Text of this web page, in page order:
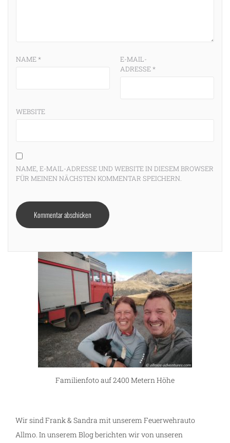
NAME*
E-MAIL-
ADRESSE*
WEBSITE
NAME, E-MAIL-ADRESSE UND WEBSITE IN DIESEM BROWSER
FÜR MEINEN NÄCHSTEN KOMMENTAR SPEICHERN.
Familienfoto auf 2400 Metern Höhe
Wir sind Frank & Sandra mit unserem Feuerwehrauto
Allmo. In unserem Blog berichten wir von unseren